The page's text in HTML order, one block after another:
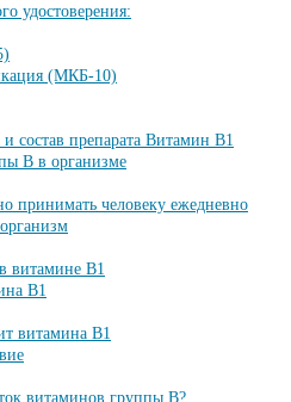
удостоверения:
(МКБ-10)
состав препарата Витамин B1
В в организме
принимать человеку ежедневно
витамине В1
В1
витамина В1
витаминов группы B?